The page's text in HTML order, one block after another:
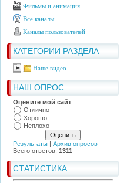
Фильмы и анимация
Все каналы
Каналы пользователей
КАТЕГОРИИ РАЗДЕЛА
Наше видео
НАШ ОПРОС
Оцените мой сайт
Отлично
Хорошо
Неплохо
Результаты | Архив опросов
Всего ответов: 1311
СТАТИСТИКА